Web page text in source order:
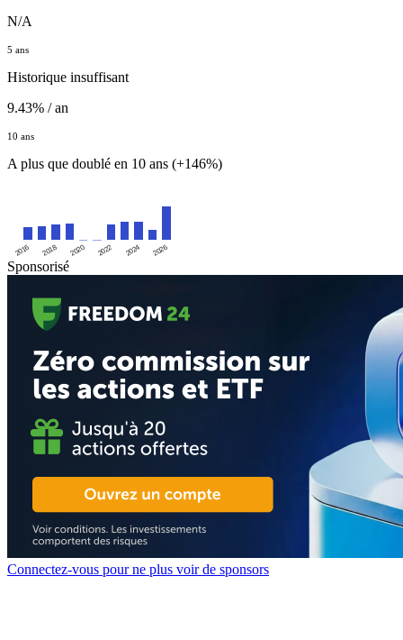
N/A
5 ans
Historique insuffisant
9.43% / an
10 ans
A plus que doublé en 10 ans (+146%)
2016 2018 2020 2022 2024 2026
Sponsorisé
Connectez-vous pour ne plus voir de sponsors